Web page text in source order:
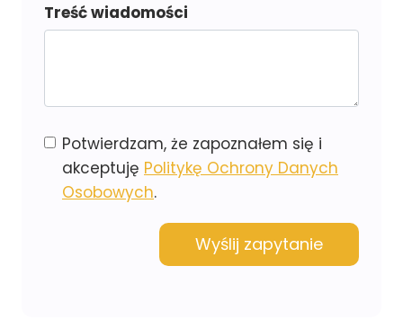
Treść wiadomości
Potwierdzam, że zapoznałem się i
akceptuję Politykę Ochrony Danych
Osobowych.
Wyślij zapytanie